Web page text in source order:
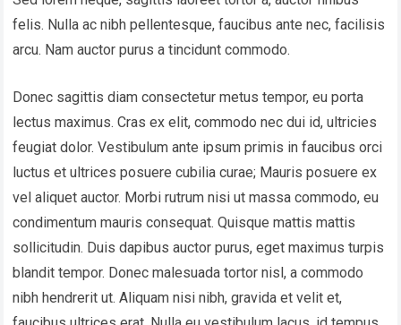
felis. Nulla ac nibh pellentesque, faucibus ante nec, facilisis
arcu. Nam auctor purus a tincidunt commodo.
Donec sagittis diam consectetur metus tempor, eu porta
lectus maximus. Cras ex elit, commodo nec dui id, ultricies
feugiat dolor. Vestibulum ante ipsum primis in faucibus orci
luctus et ultrices posuere cubilia curae; Mauris posuere ex
vel aliquet auctor. Morbi rutrum nisi ut massa commodo, eu
condimentum mauris consequat. Quisque mattis mattis
sollicitudin. Duis dapibus auctor purus, eget maximus turpis
blandit tempor. Donec malesuada tortor nisl, a commodo
nibh hendrerit ut. Aliquam nisi nibh, gravida et velit et,